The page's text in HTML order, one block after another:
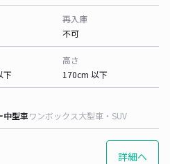
再入庫
不可
下
高さ
170cm 以下
中型車ワンボックス大型車・SUV
詳細へ